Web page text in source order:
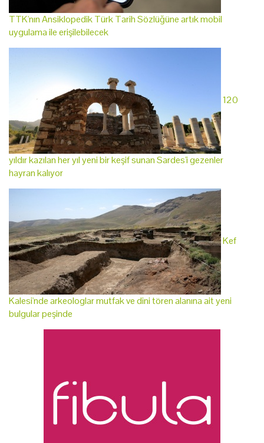
TTK'nın Ansiklopedik Türk Tarih Sözlüğüne artık mobil
uygulama ile erişilebilecek
120
yıldır kazılan her yıl yeni bir keşif sunan Sardes'i gezenler
hayran kalıyor
Kef
Kalesi'nde arkeologlar mutfak ve dini tören alanına ait yeni
bulgular peşinde